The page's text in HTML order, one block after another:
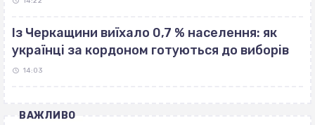
Із Черкащини виїхало 0,7 % населення: як
українці за кордоном готуються до виборів
14:03
ВАЖЛИВО